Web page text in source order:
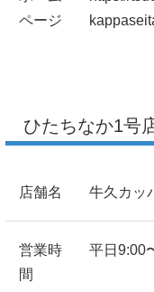
ページ
ひたちなか1号
店舗名 牛久カッ
営業時
間
平日9:00